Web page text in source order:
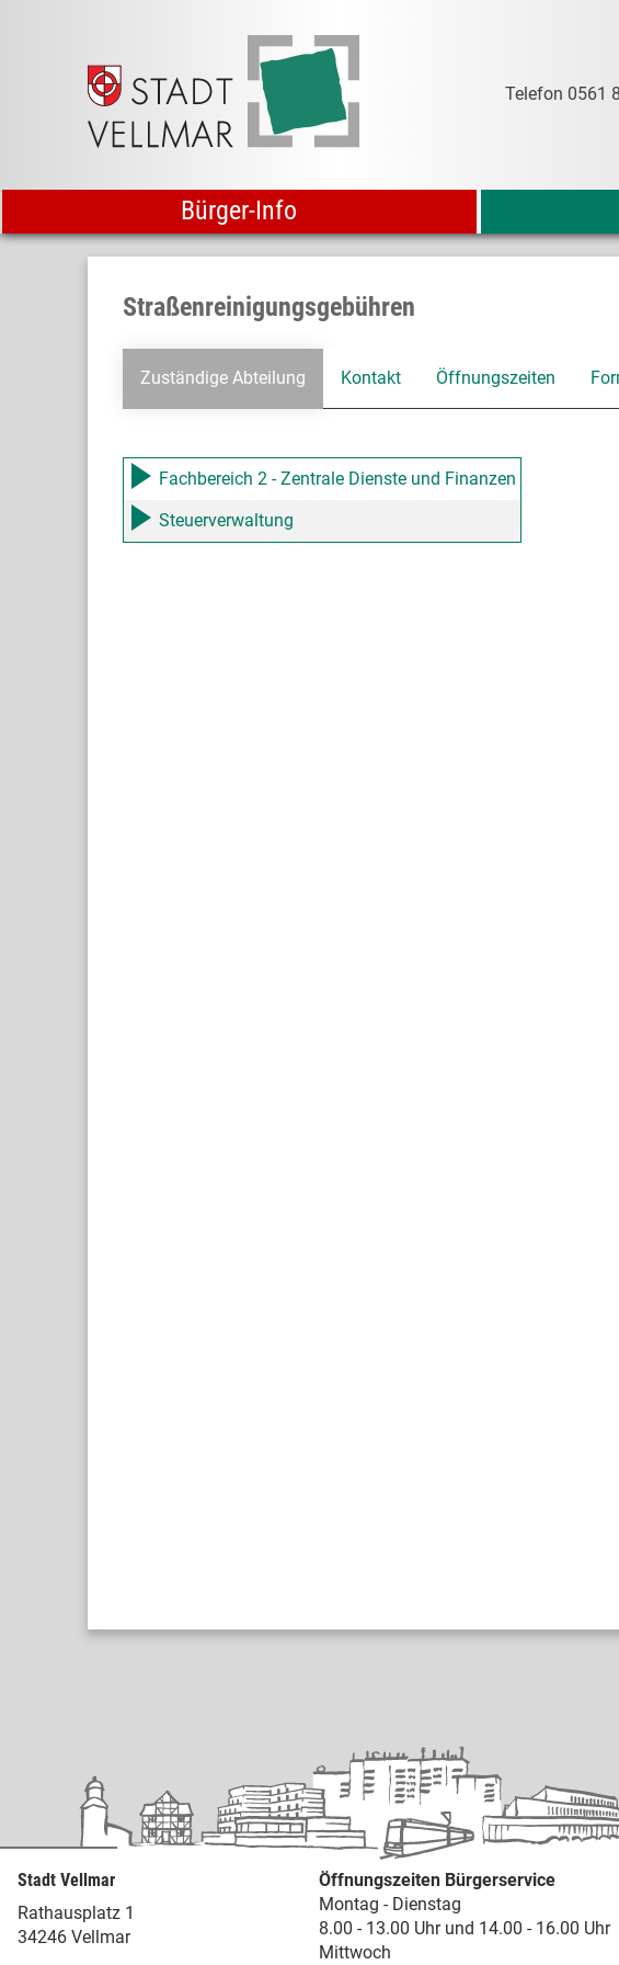
Telefon 0561
Bürger-Info
Straßenreinigungsgebühren
Zuständige Abteilung Kontakt Öffnungszeiten
Fachbereich 2 - Zentrale Dienste und Finanzen
Steuerverwaltung
Stadt Vellmar
Rathausplatz 1
34246 Vellmar
Öffnungszeiten Bürgerservice
Montag - Dienstag
8.00 - 13.00 Uhr und 14.00 - 16.00 Uhr
Mittwoch